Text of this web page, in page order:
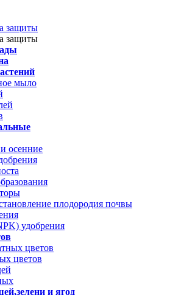
защиты
защиты
мыло
осенние
плодородия почвы
удобрения
цветов
цветов
и ягод